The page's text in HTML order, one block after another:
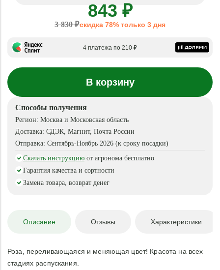
843 ₽
3 830 ₽скидка 78% только 3 дня
4 платежа по 210 ₽
В корзину
Способы получения
Регион: Москва и Московская область
Доставка: СДЭК, Магнит, Почта России
Отправка: Сентябрь-Ноябрь 2026 (к сроку посадки)
Скачать инструкцию от агронома бесплатно
Гарантия качества и сортности
Замена товара, возврат денег
Описание Отзывы Характеристики
Роза, переливающаяся и меняющая цвет! Красота на всех
стадиях распускания.